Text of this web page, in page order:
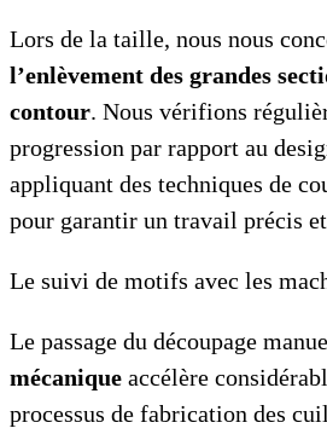
Lors de la taille, nous nous
l’enlèvement des grandes
contour. Nous vérifions
progression par rapport au
appliquant des techniques de
pour garantir un travail précis
Le suivi de motifs avec les
Le passage du découpage
mécanique accélère
processus de fabrication des